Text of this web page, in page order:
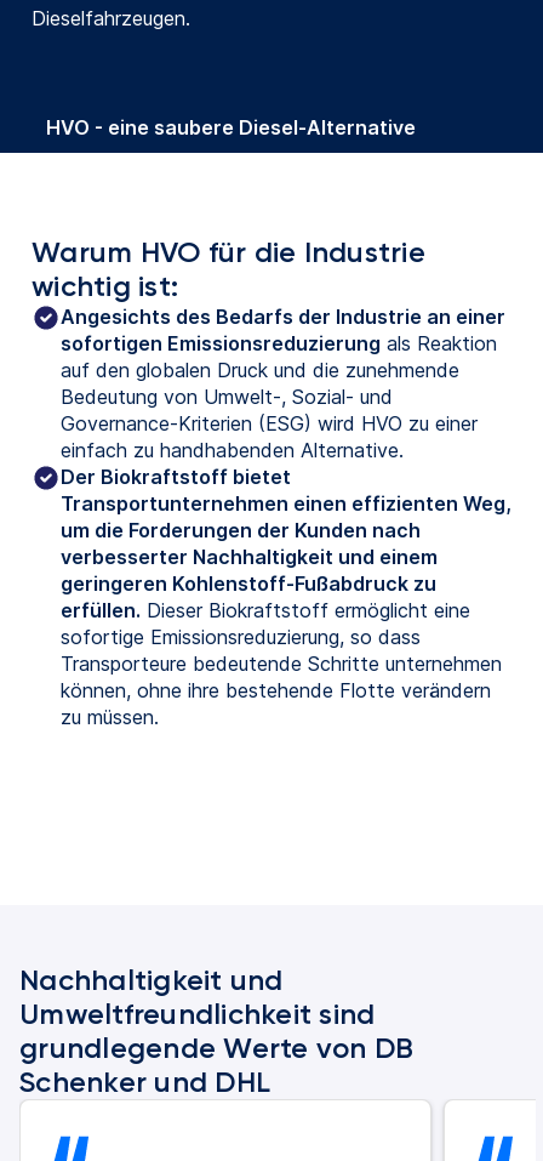
Dieselfahrzeugen.
HVO - eine saubere Diesel-Alternative
Warum HVO für die Industrie
wichtig ist:
Angesichts des Bedarfs der Industrie an einer
sofortigen Emissionsreduzierung als Reaktion
auf den globalen Druck und die zunehmende
Bedeutung von Umwelt-, Sozial- und
Governance-Kriterien (ESG) wird HVO zu einer
einfach zu handhabenden Alternative.
Der Biokraftstoff bietet
Transportunternehmen einen effizienten Weg,
um die Forderungen der Kunden nach
verbesserter Nachhaltigkeit und einem
geringeren Kohlenstoff-Fußabdruck zu
erfüllen. Dieser Biokraftstoff ermöglicht eine
sofortige Emissionsreduzierung, so dass
Transporteure bedeutende Schritte unternehmen
können, ohne ihre bestehende Flotte verändern
zu müssen.
Nachhaltigkeit und
Umweltfreundlichkeit sind
grundlegende Werte von DB
Schenker und DHL